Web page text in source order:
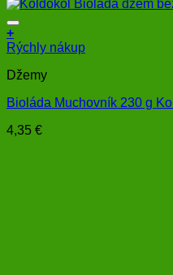
+
Rýchly nákup
Džemy
Bioláda Muchovník 230 g
4,35 €